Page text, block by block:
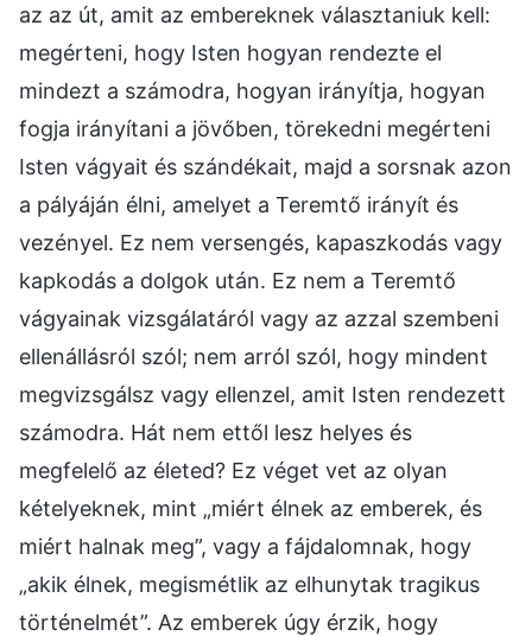
az az út, amit az embereknek választaniuk kell:
megérteni, hogy Isten hogyan rendezte el
mindezt a számodra, hogyan irányítja, hogyan
fogja irányítani a jövőben, törekedni megérteni
Isten vágyait és szándékait, majd a sorsnak azon
a pályáján élni, amelyet a Teremtő irányít és
vezényel. Ez nem versengés, kapaszkodás vagy
kapkodás a dolgok után. Ez nem a Teremtő
vágyainak vizsgálatáról vagy az azzal szembeni
ellenállásról szól; nem arról szól, hogy mindent
megvizsgálsz vagy ellenzel, amit Isten rendezett
számodra. Hát nem ettől lesz helyes és
megfelelő az életed? Ez véget vet az olyan
kételyeknek, mint „miért élnek az emberek, és
miért halnak meg”, vagy a fájdalomnak, hogy
„akik élnek, megismétlik az elhunytak tragikus
történelmét”. Az emberek úgy érzik, hogy